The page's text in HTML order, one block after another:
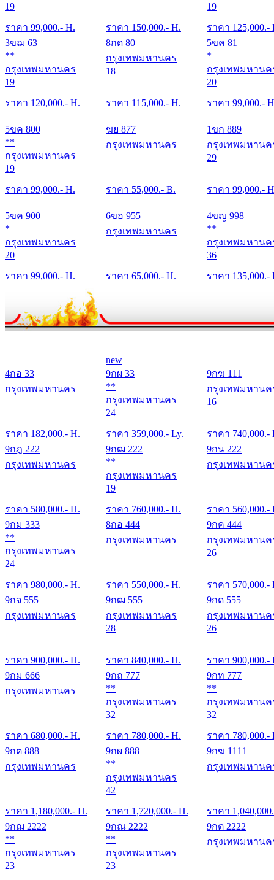
19
ราคา 99,000.- H. ราคา 150,000.- H.
19
ราคา 125,000.-
3ขฌ 63
**
กรุงเทพมหานคร
19
ราคา 120,000.- H.
8กด 80
กรุงเทพมหานคร
18
ราคา 115,000.- H.
5ขค 81
*
กรุงเทพมหานค
20
ราคา 99,000.-
5ขค 800
**
กรุงเทพมหานคร
19
ราคา 99,000.- H.
ฆย 877
กรุงเทพมหานคร
ราคา 55,000.- B.
1ขก 889
กรุงเทพมหานค
29
ราคา 99,000.-
5ขค 900
*
กรุงเทพมหานคร
20
ราคา 99,000.- H.
6ขอ 955
กรุงเทพมหานคร
ราคา 65,000.- H.
4ขญ 998
**
กรุงเทพมหานค
36
ราคา 135,000.-
4กอ 33
กรุงเทพมหานคร
ราคา 182,000.- H.
new
9กผ 33
**
กรุงเทพมหานคร
24
ราคา 359,000.- Ly.
9กฆ 111
กรุงเทพมหานค
16
ราคา 740,000.-
9กฎ 222
กรุงเทพมหานคร
ราคา 580,000.- H.
9กฒ 222
**
กรุงเทพมหานคร
19
ราคา 760,000.- H.
9กน 222
กรุงเทพมหานค
ราคา 560,000.-
9กม 333
**
กรุงเทพมหานคร
24
ราคา 980,000.- H.
8กอ 444
กรุงเทพมหานคร
ราคา 550,000.- H.
9กค 444
กรุงเทพมหานค
26
ราคา 570,000.-
9กจ 555
กรุงเทพมหานคร
ราคา 900,000.- H.
9กฒ 555
กรุงเทพมหานคร
28
ราคา 840,000.- H.
9กด 555
กรุงเทพมหานค
26
ราคา 900,000.-
9กม 666
กรุงเทพมหานคร
ราคา 680,000.- H.
9กถ 777
**
กรุงเทพมหานคร
32
ราคา 780,000.- H.
9กท 777
**
กรุงเทพมหานค
32
ราคา 780,000.-
9กต 888
กรุงเทพมหานคร
ราคา 1,180,000.- H.
9กผ 888
**
กรุงเทพมหานคร
42
ราคา 1,720,000.- H.
9กฆ 1111
กรุงเทพมหานค
ราคา 1,040,000
9กฌ 2222
**
กรุงเทพมหานคร
23
9กณ 2222
**
กรุงเทพมหานคร
23
9กต 2222
กรุงเทพมหานค